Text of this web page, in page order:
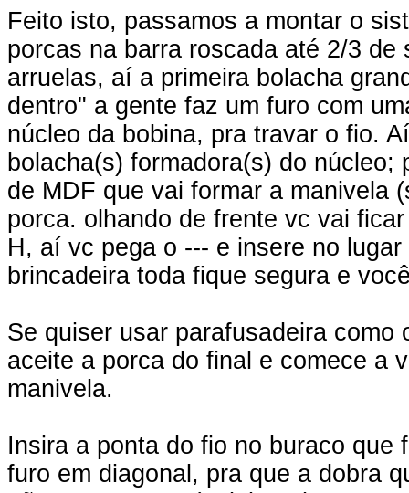
Feito isto, passamos a montar o
porcas na barra roscada até 2/3
arruelas, aí a primeira bolacha
dentro" a gente faz um furo com
núcleo da bobina, pra travar o fio.
bolacha(s) formadora(s) do
de MDF que vai formar a manivela
porca. olhando de frente vc vai
H, aí vc pega o --- e insere no
brincadeira toda fique segura e
Se quiser usar parafusadeira
aceite a porca do final e comece a
manivela.
Insira a ponta do fio no buraco
furo em diagonal, pra que a dobra